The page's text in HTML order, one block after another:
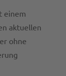
einem
aktuellen
ohne